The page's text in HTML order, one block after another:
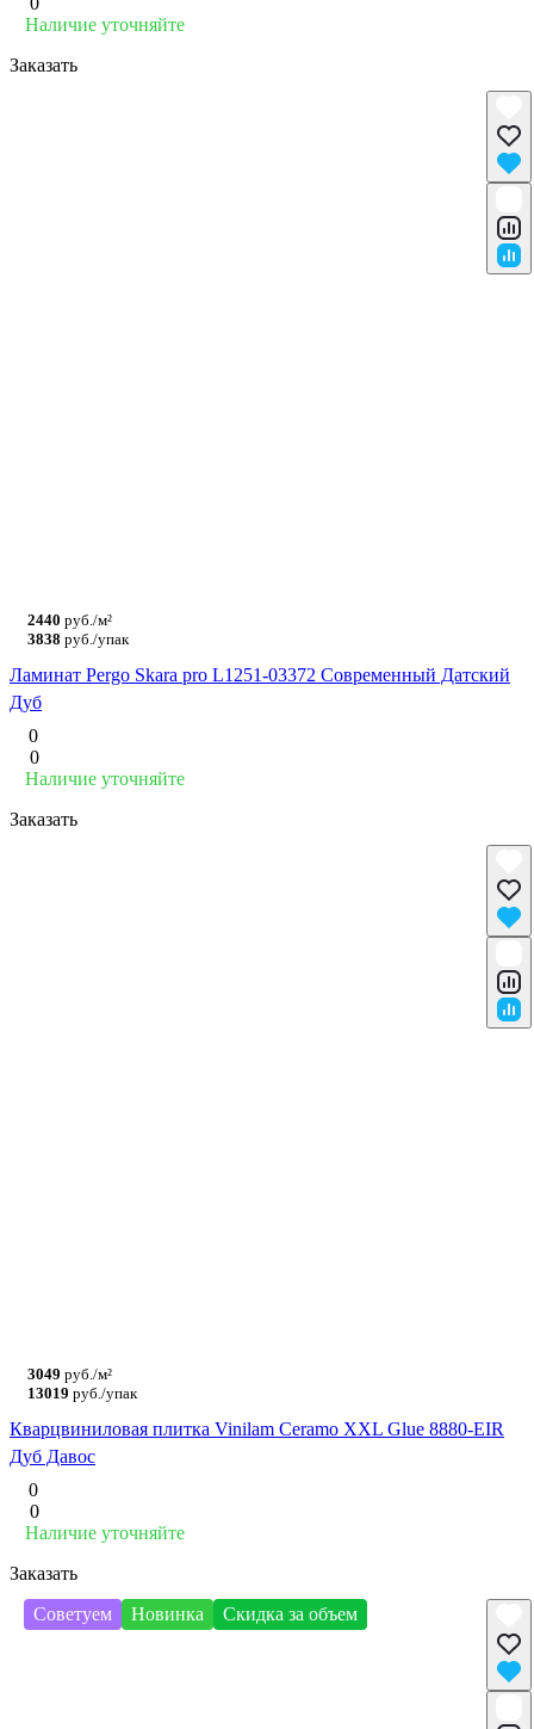
Наличие уточняйте
Заказать
2440 руб./м²
3838 руб./упак
Ламинат Pergo Skara pro L1251-03372 Современный Датский
Дуб
0
0
Наличие уточняйте
Заказать
3049 руб./м²
13019 руб./упак
Кварцвиниловая плитка Vinilam Ceramo XXL Glue 8880-EIR
Дуб Давос
0
0
Наличие уточняйте
Заказать
Советуем
Новинка Скидка за объем